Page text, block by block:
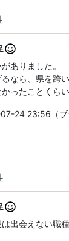
ありました。
なら、県を跨
ったことくらい
24 23:56（ブ
出会えない職